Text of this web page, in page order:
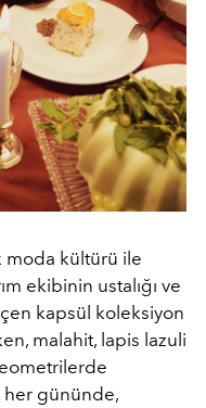
moda kültürü ile
ekibinin ustalığı ve
kapsül koleksiyon
malahit, lapis lazuli
her gününde,